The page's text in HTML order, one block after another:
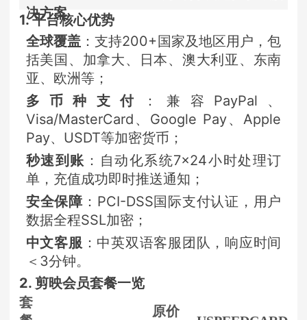
决方案
1. 平台核心优势
全球覆盖 ：支持200+国家及地区用户，包
括美国、加拿大、日本、澳大利亚、东南
亚、欧洲等；
多币种支付
：兼容PayPal、
Visa/MasterCard、Google Pay、Apple
Pay、USDT等加密货币；
秒速到账 ：自动化系统7×24小时处理订
单，充值成功即时推送通知；
安全保障：PCI-DSS国际支付认证，用户
数据全程SSL加密；
中文客服 ：中英双语客服团队，响应时间
＜3分钟。
2. 剪映会员套餐一览
套
原价